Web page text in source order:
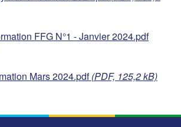
FFG N°1 - Janvier 2024.pdf
Mars 2024.pdf(PDF, 125,2 kB)